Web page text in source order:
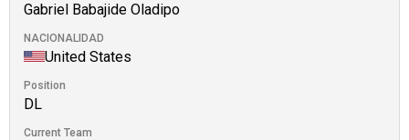
Gabriel Babajide Oladipo
NACIONALIDAD
United States
Position
DL
Current Team